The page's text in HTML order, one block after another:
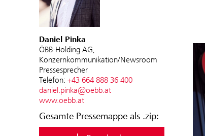
Daniel Pinka
ÖBB-Holding AG,
Konzernkommunikation/Newsroom
Pressesprecher
Telefon: +43 664 888 36 400
daniel.pinka@oebb.at
www.oebb.at
Gesamte Pressemappe als .zip: